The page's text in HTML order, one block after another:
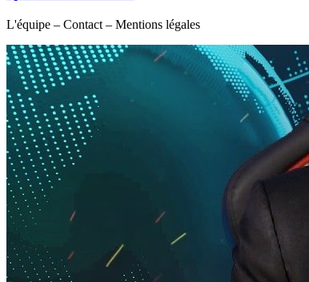
L'équipe – Contact – Mentions légales